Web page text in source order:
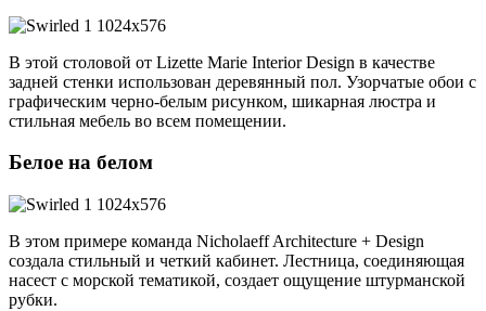
В этой столовой от Lizette Marie Interior Design в качестве
задней стенки использован деревянный пол. Узорчатые обои с
графическим черно-белым рисунком, шикарная люстра и
стильная мебель во всем помещении.
Белое на белом
В этом примере команда Nicholaeff Architecture + Design
создала стильный и четкий кабинет. Лестница, соединяющая
насест с морской тематикой, создает ощущение штурманской
рубки.